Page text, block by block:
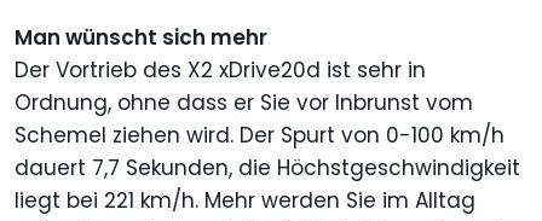
Man wünscht sich mehr
Der Vortrieb des X2 xDrive20d ist sehr in
Ordnung, ohne dass er Sie vor Inbrunst vom
Schemel ziehen wird. Der Spurt von 0-100 km/h
dauert 7,7 Sekunden, die Höchstgeschwindigkeit
liegt bei 221 km/h. Mehr werden Sie im Alltag